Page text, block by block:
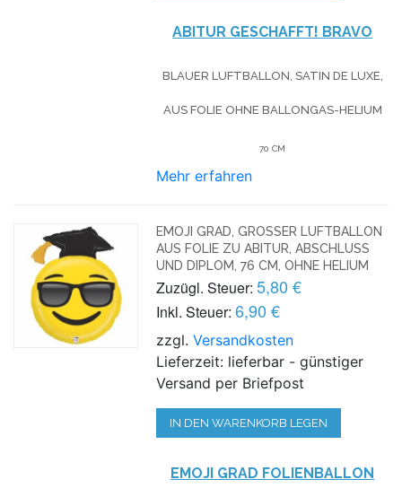
ABITUR GESCHAFFT! BRAVO
BLAUER LUFTBALLON, SATIN DE LUXE,
AUS FOLIE OHNE BALLONGAS-HELIUM
70 CM
Mehr erfahren
EMOJI GRAD, GROSSER LUFTBALLON
AUS FOLIE ZU ABITUR, ABSCHLUSS
UND DIPLOM, 76 CM, OHNE HELIUM
Zuzügl. Steuer: 5,80 €
Inkl. Steuer: 6,90 €
zzgl.Versandkosten
Lieferzeit: lieferbar - günstiger
Versand per Briefpost
IN DEN WARENKORB LEGEN
EMOJI GRAD FOLIENBALLON